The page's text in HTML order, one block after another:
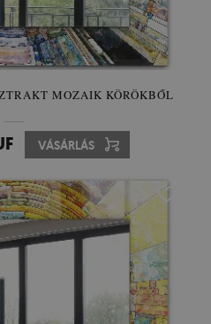
MOZAIK KÖRÖKBŐL
VÁSÁRLÁS